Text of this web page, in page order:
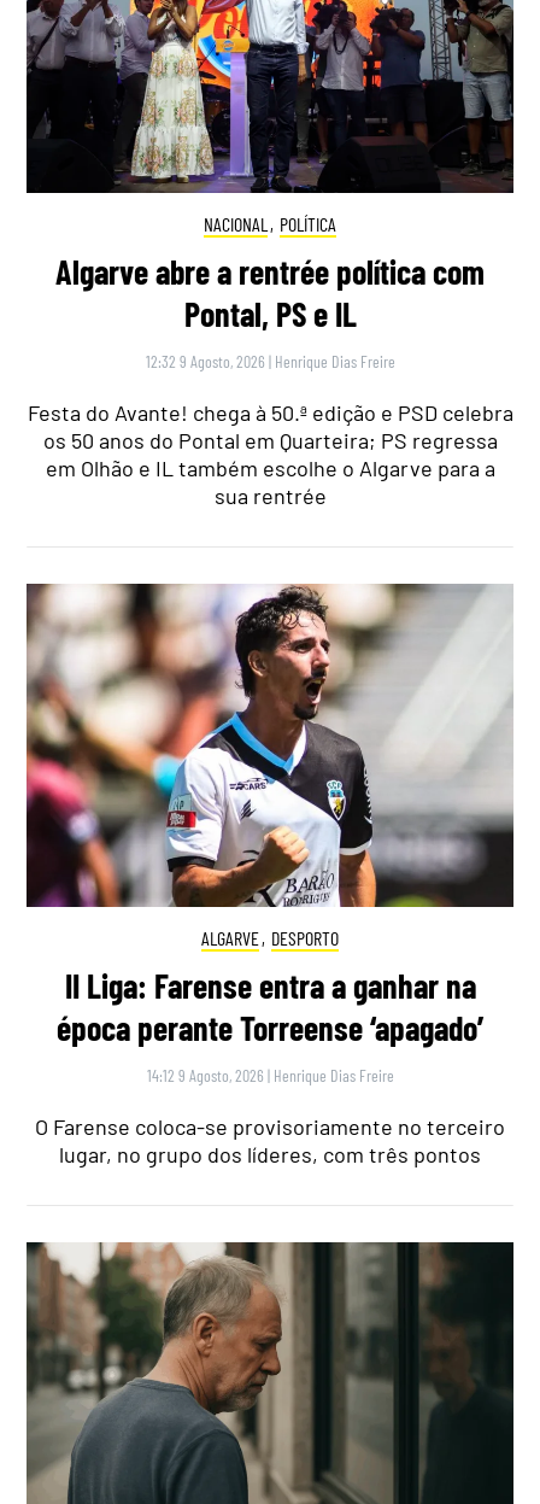
NACIONAL , POLÍTICA
Algarve abre a rentrée política com
Pontal, PS e IL
12:32 9 Agosto, 2026 | Henrique Dias Freire
Festa do Avante! chega à 50.ª edição e PSD celebra
os 50 anos do Pontal em Quarteira; PS regressa
em Olhão e IL também escolhe o Algarve para a
sua rentrée
ALGARVE, DESPORTO
II Liga: Farense entra a ganhar na
época perante Torreense ‘apagado’
14:12 9 Agosto, 2026 | Henrique Dias Freire
O Farense coloca-se provisoriamente no terceiro
lugar, no grupo dos líderes, com três pontos